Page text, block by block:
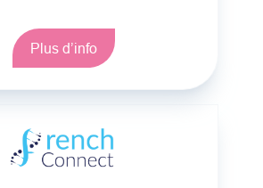
Plus d’info